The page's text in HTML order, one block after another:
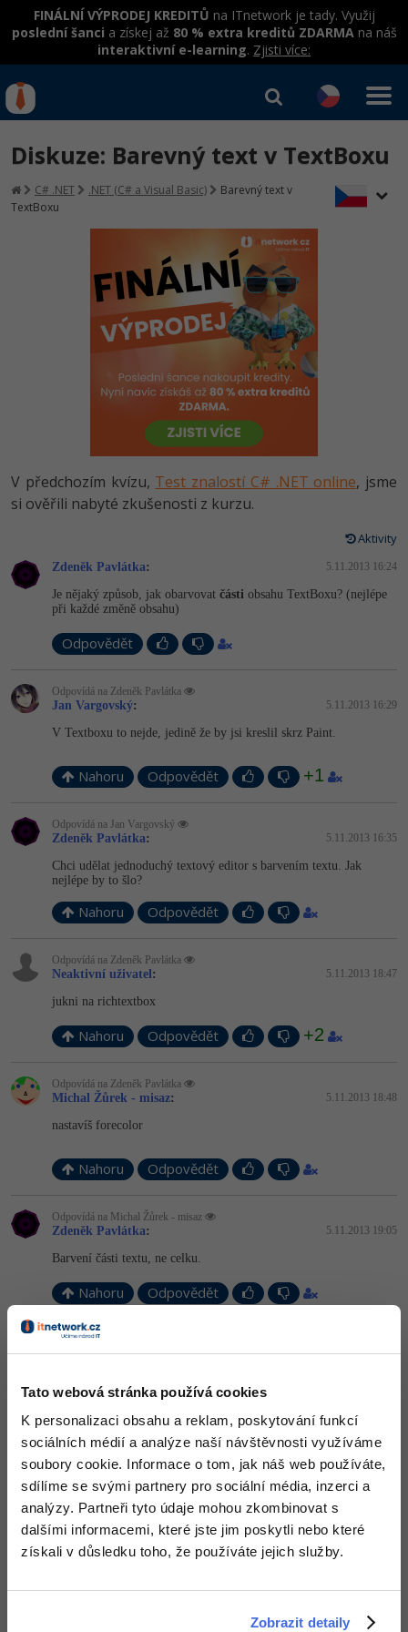
Tato webová stránka používá cookies
K personalizaci obsahu a reklam, poskytování funkcí
sociálních médií a analýze naší návštěvnosti využíváme
soubory cookie. Informace o tom, jak náš web používáte,
sdílíme se svými partnery pro sociální média, inzerci a
analýzy. Partneři tyto údaje mohou zkombinovat s
dalšími informacemi, které jste jim poskytli nebo které
získali v důsledku toho, že používáte jejich služby.
Zobrazit detaily
FINÁLNÍ VÝPRODEJ KREDITŮ na ITnetwork je tady. Využij
poslední šanci a získej až 80 % extra kreditů ZDARMAna náš
interaktivní e-learning. Zjisti více:
Rekvalifikace a kurzy
hrazené úřadem práce
Workshopy zdarma
Umělá inteligence v praxi
Datová analýza v praxi
Školení
Základy programování
Objektové programování - OOP
Umělá inteligence
HTML5, CSS3, Bootstrap, SEO
SQL a databáze
UML a návrhové vzory
React
Spring
ASP.NET MVC
Django
Best practices
Školení dle technologií
Java
JavaScript
HTML / CSS
UML a návrhové vzory
MySQL/MariaDB
MS-SQL
Programátor WWW aplikací
Senior programátor
Front-end developer
Vývojář mobilních aplikací
C# Game developer
Tester
Systémový administrátor
Projektový manažer
Copywriter
WordPress specialista
Kurzy programování
Jak začít?
Java -80%
C#.NET -80%
-80%
-80%
PHP -80%
Swift -80%
Kotlin -80%
SQL
Více
Fórum
Kurzy e-commerce
Datová analýza
Marketing
WordPress
SEO
Business
-25%
Copywriting -30%
MS Office -80%
Kurzy designu
HTML/CSS
Adobe Lightroom -30%
Adobe XD
Adobe After Effects
Blender -80%
Inkscape
Fotografování -80%
Video
Příběhy absolventů
Kariéra
Přihlásit se|Registrovat
Diskuze: Barevný text v TextBoxu
C# .NET .NET (C# a Visual Basic)
Barevný text v
TextBoxu
V předchozím kvízu, Test znalostí C# .NET online, jsme
si ověřili nabyté zkušenosti z kurzu.
Aktivity
Zdeněk Pavlátka: 5.11.2013 16:24
Je nějaký způsob, jak obarvovat části obsahu TextBoxu? (nejlépe
při každé změně obsahu)
Odpovědět
Odpovídá na Zdeněk Pavlátka
Jan Vargovský: 5.11.2013 16:29
V Textboxu to nejde, jedině že by jsi kreslil skrz Paint.
Nahoru Odpovědět +1
Odpovídá na Jan Vargovský
Zdeněk Pavlátka: 5.11.2013 16:35
Chci udělat jednoduchý textový editor s barvením textu. Jak
nejlépe by to šlo?
Nahoru Odpovědět
Odpovídá na Zdeněk Pavlátka
Neaktivní uživatel: 5.11.2013 18:47
jukni na richtextbox
Nahoru Odpovědět +2
Odpovídá na Zdeněk Pavlátka
Michal Žůrek - misaz: 5.11.2013 18:48
nastavíš forecolor
Nahoru Odpovědět
Odpovídá na Michal Žůrek - misaz
Zdeněk Pavlátka: 5.11.2013 19:05
Barvení části textu, ne celku.
Nahoru Odpovědět
Odpovídá na Zdeněk Pavlátka
Michal Žůrek - misaz: 5.11.2013 19:10
Nahoru Odpovědět
Zdeněk Pavlátka: 5.11.2013 19:11
Při nalezení určité části text (u programovacích jazyků) by ji měl
editor obarvit.
Nahoru Odpovědět